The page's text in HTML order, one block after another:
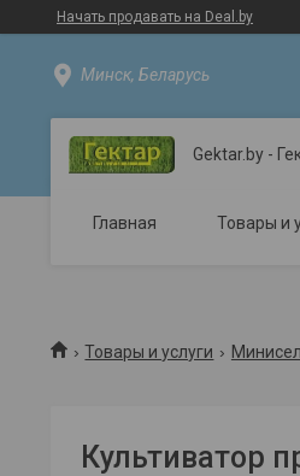
Начать продавать на Deal.by
Минск, Беларусь
Gektar.by -
Главная Товары и
Товары и услуги
Культиватор